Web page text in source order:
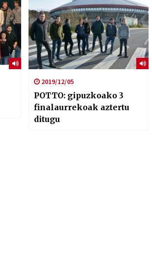
2019/12/05
POTTO: gipuzkoako 3
finalaurrekoak aztertu
ditugu